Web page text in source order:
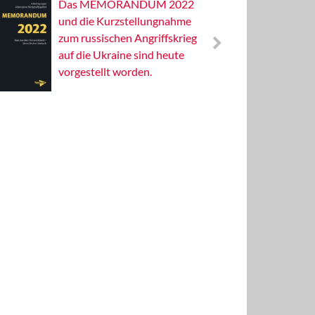
Das MEMORANDUM 2022
und die Kurzstellungnahme
zum russischen Angriffskrieg
auf die Ukraine sind heute
vorgestellt worden.